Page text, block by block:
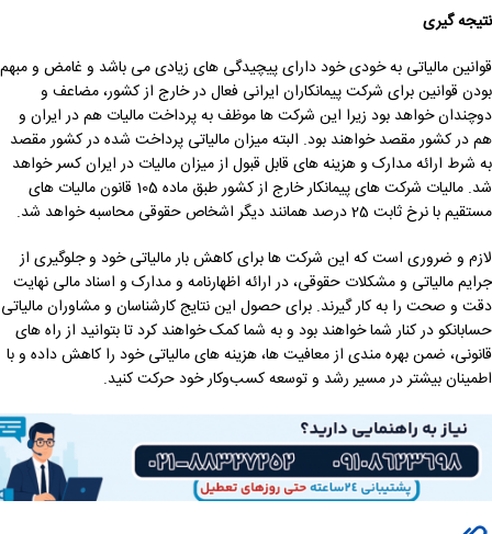
نتیجه گیری
قوانین مالیاتی به خودی خود دارای پیچیدگی های زیادی می باشد و غامض و مبهم
بودن قوانین برای شرکت پیمانکاران ایرانی فعال در خارج از کشور، مضاعف و
دوچندان خواهد بود زیرا این شرکت ها موظف به پرداخت مالیات هم در ایران و
هم در کشور مقصد خواهند بود. البته میزان مالیاتی پرداخت شده در کشور مقصد
به شرط ارائه مدارک و هزینه های قابل قبول از میزان مالیات در ایران کسر خواهد
شد. مالیات شرکت های پیمانکار خارج از کشور طبق ماده 105 قانون مالیات های
مستقیم با نرخ ثابت 25 درصد همانند دیگر اشخاص حقوقی محاسبه خواهد شد.
لازم و ضروری است که این شرکت ها برای کاهش بار مالیاتی خود و جلوگیری از
جرایم مالیاتی و مشکلات حقوقی، در ارائه اظهارنامه و مدارک و اسناد مالی نهایت
دقت و صحت را به کار گیرند. برای حصول این نتایج کارشناسان و مشاوران مالیاتی
حسابانکو در کنار شما خواهند بود و به شما کمک خواهند کرد تا بتوانید از راه های
قانونی، ضمن بهره مندی از معافیت ها، هزینه های مالیاتی خود را کاهش داده و با
اطمینان بیشتر در مسیر رشد و توسعه کسب‌وکار خود حرکت کنید.